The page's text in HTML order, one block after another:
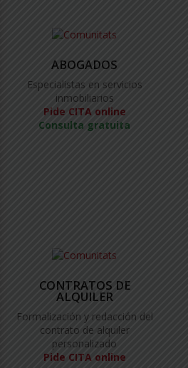
ABOGADOS
Especialistas en servicios
inmobiliarios
Pide CITA online
Consulta gratuita
CONTRATOS DE
ALQUILER
Formalización y redacción del
contrato de alquiler
personalizado
Pide CITA online